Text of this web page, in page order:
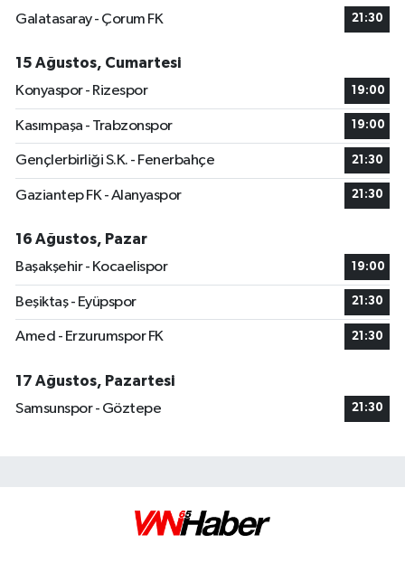
Galatasaray - Çorum FK
21:30
15 Ağustos, Cumartesi
Konyaspor - Rizespor
19:00
Kasımpaşa - Trabzonspor 19:00
Gençlerbirliği S.K. - Fenerbahçe 21:30
Gaziantep FK - Alanyaspor 21:30
16 Ağustos, Pazar
Başakşehir - Kocaelispor
19:00
Beşiktaş - Eyüpspor 21:30
Amed - Erzurumspor FK 21:30
17 Ağustos, Pazartesi
Samsunspor - Göztepe
21:30